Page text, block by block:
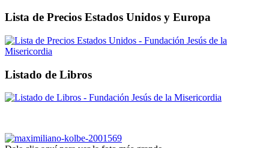
Lista de Precios Estados Unidos y Europa
Listado de Libros